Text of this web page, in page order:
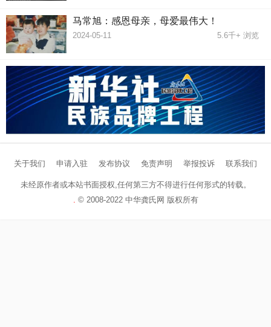
马常旭：感恩母亲，母爱最伟大！
2024-05-11 5.6千+ 浏览
关于我们 申请入驻 发布协议 免责声明 举报投诉 联系我们
未经原作者或本站书面授权,任何第三方不得进行任何形式的转载。
. © 2008-2022 中华龚氏网 版权所有